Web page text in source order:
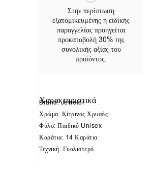
Στην περίπτωση
εξατομικευμένης ή ειδικής
παραγγελίας προηγείται
προκαταβολή 30% της
συνολικής αξίας του
προϊόντος.
Χαρακτηριστικά
Brand: Jewelor
Χρώμα: Κίτρινος Χρυσός
Φύλο: Παιδικό Unisex
Καράτια: 14 Καράτια
Τεχνική: Γυαλιστερό